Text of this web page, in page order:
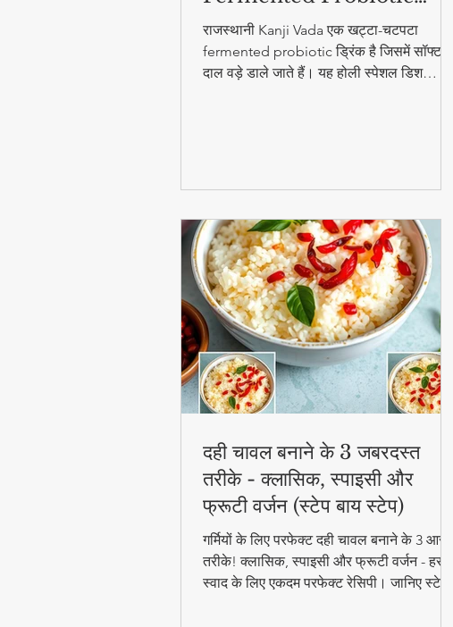
Drink
राजस्थानी Kanji Vada एक खट्टा-चटपटा
fermented probiotic ड्रिंक है जिसमें सॉफ्ट
दाल वड़े डाले जाते हैं। यह होली स्पेशल डिश
दही चावल बनाने के 3 जबरदस्त
तरीके - क्लासिक, स्पाइसी और
फ्रूटी वर्जन (स्टेप बाय स्टेप)
गर्मियों के लिए परफेक्ट दही चावल बनाने के 3 आसान
तरीके! क्लासिक, स्पाइसी और फ्रूटी वर्जन - हर
स्वाद के लिए एकदम परफेक्ट रेसिपी। जानिए स्टेप